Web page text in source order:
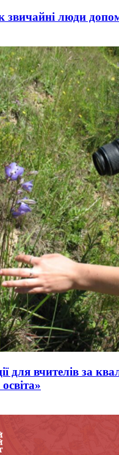
звичайні люди
для вчителів за